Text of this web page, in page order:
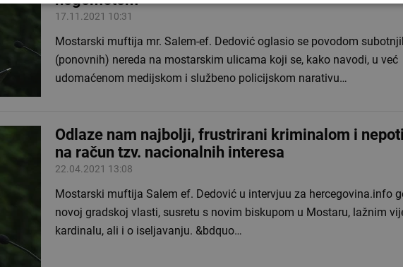
17.11.2021 10:31
Mostarski muftija mr. Salem-ef. Dedović oglasio se povodom
(ponovnih) nereda na mostarskim ulicama koji se, kako navodi, u već
udomaćenom medijskom i službeno policijskom narativu…
Odlaze nam najbolji, frustrirani kriminalom i
na račun tzv. nacionalnih interesa
22.04.2021 13:08
Mostarski muftija Salem ef. Dedović u intervjuu za hercegovina.info
novoj gradskoj vlasti, susretu s novim biskupom u Mostaru, lažnim
kardinalu, ali i o iseljavanju. &bdquo…